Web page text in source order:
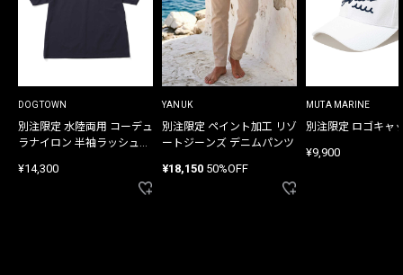
DOGTOWN
別注限定 水陸両用 コーデュ
ラナイロン 半袖ラッシュガ
¥14,300
YANUK
別注限定 ペイント加工 リゾ
ートジーンズ デニムパンツ
¥18,150 50%OFF
MUTA MARINE
別注限定 ロゴキャ
¥9,900